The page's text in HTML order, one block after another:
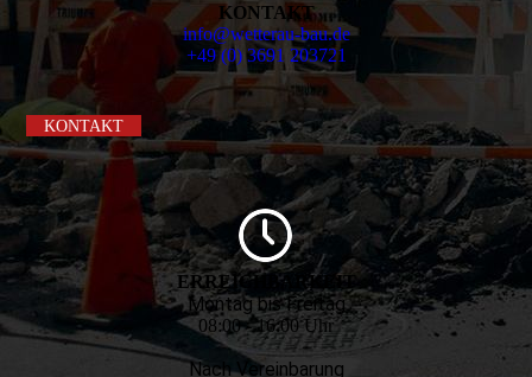
KONTAKT
info@wetterau-bau.de
+49 (0) 3691 203721
KONTAKT
ERREICHBARKEIT
Montag bis Freitag
08:00 - 16:00 Uhr
Nach Vereinbarung